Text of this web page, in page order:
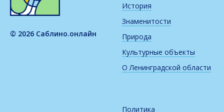
© 2026 Саблино.онлайн
История
Знаменитости
Природа
Культурные объекты
О Ленинградской области
Политика